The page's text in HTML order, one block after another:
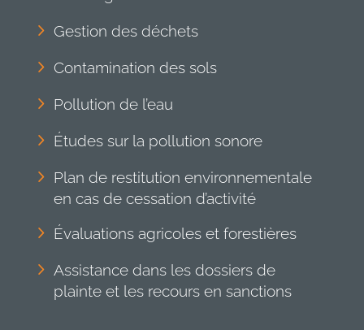
Gestion des déchets
Contamination des sols
Pollution de l’eau
Études sur la pollution sonore
Plan de restitution environnementale
en cas de cessation d’activité
Évaluations agricoles et forestières
Assistance dans les dossiers de
plainte et les recours en sanctions